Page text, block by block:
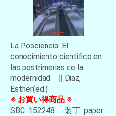
La Posciencia: El
conocimiento cientifico en
las postrimerias de la
modernidad ∥ Diaz,
Esther(ed.)
※ お買い得商品 ※
SBC: 152248 装丁: paper